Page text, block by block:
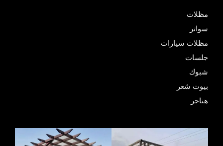
مظلات
سواتر
مظلات سيارات
جلسات
شبوك
بيوت شعر
هناجر